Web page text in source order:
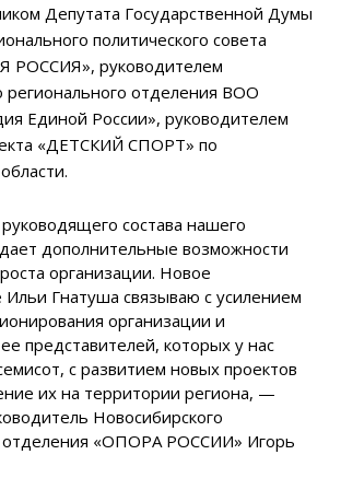
Депутата Государственной Думы
политического совета
РОССИЯ», руководителем
регионального отделения ВОО
Единой России», руководителем
«ДЕТСКИЙ СПОРТ» по
состава нашего
дополнительные возможности
организации. Новое
Ильи Гнатуша связываю с усилением
организации и
представителей, которых у нас
с развитием новых проектов
их на территории региона, —
Новосибирского
отделения «ОПОРА РОССИИ» Игорь